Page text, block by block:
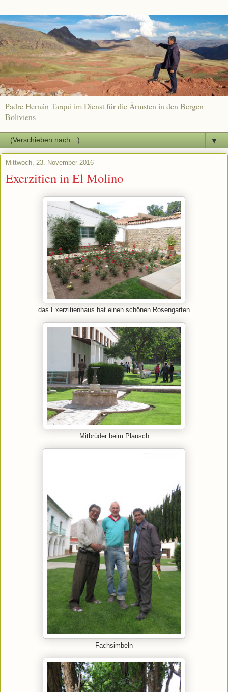
Padre Hernán Tarqui im Dienst für die Ärmsten in den Bergen
Boliviens
▼
Mittwoch, 23. November 2016
Exerzitien in El Molino
das Exerzitienhaus hat einen schönen Rosengarten
Mitbrüder beim Plausch
Fachsimbeln